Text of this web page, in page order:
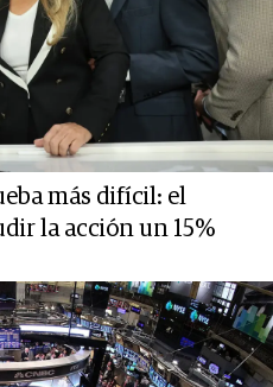
más difícil: el
la acción un 15%